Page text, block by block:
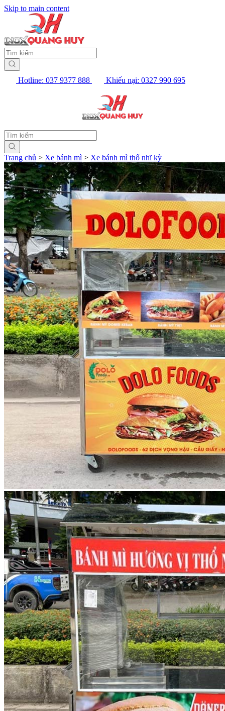
Skip to main content
Hotline: 037 9377 888 Khiếu nại: 0327 990 695
Trang chủ > Xe bánh mì > Xe bánh mì thổ nhĩ kỳ